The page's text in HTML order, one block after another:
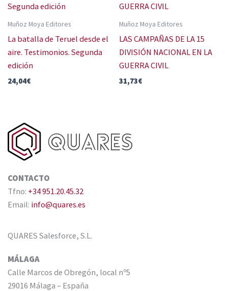
Muñoz Moya Editores
La batalla de Teruel desde el
aire. Testimonios. Segunda
edición
24,04€
Muñoz Moya Editores
LAS CAMPAÑAS DE LA 15
DIVISIÓN NACIONAL EN LA
GUERRA CIVIL
31,73€
CONTACTO
Tfno: +34 951.20.45.32
Email: info@quares.es
QUARES Salesforce, S.L.
MÁLAGA
Calle Marcos de Obregón, local nº5
29016 Málaga – España